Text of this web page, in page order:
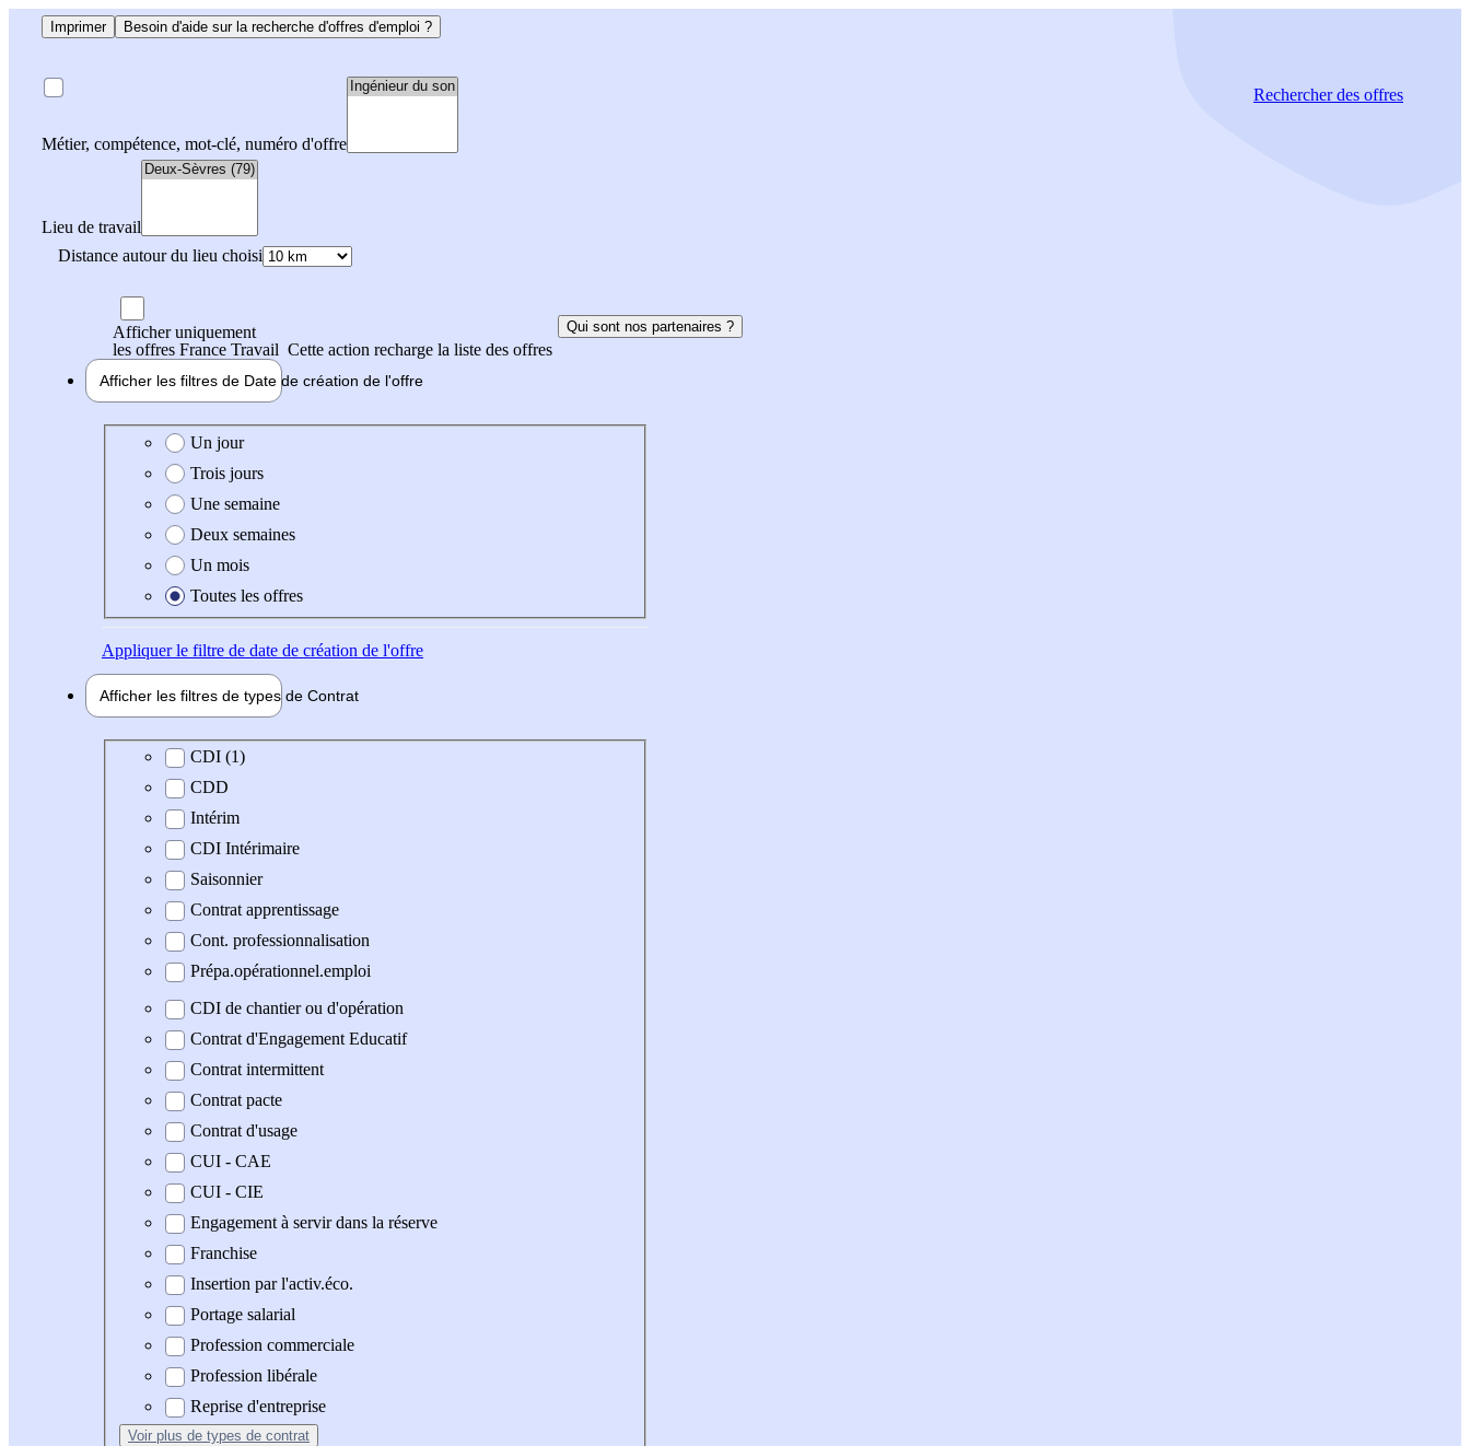
Imprimer Besoin d'aide sur la recherche d'offres d'emploi ?
Métier, compétence, mot-clé, numéro d'offre
Lieu de travail
Distance autour du lieu choisi
Rechercherdes offres
Afficher uniquement
les offres France Travail Cette action recharge la liste des offres
Qui sont nos partenaires ?
Afficher les filtres de Date de création de l'offre
Date de création de l'offre
Un jour
Trois jours
Une semaine
Deux semaines
Un mois
Toutes les offres
Appliquerle filtre de date de création de l'offre
Afficher les filtres de types de Contrat
Type de contrat
CDI (1)
CDD
Intérim
CDI Intérimaire
Saisonnier
Contrat apprentissage
Cont. professionnalisation
Prépa.opérationnel.emploi
CDI de chantier ou d'opération
Contrat d'Engagement Educatif
Contrat intermittent
Contrat pacte
Contrat d'usage
CUI - CAE
CUI - CIE
Engagement à servir dans la réserve
Franchise
Insertion par l'activ.éco.
Portage salarial
Profession commerciale
Profession libérale
Reprise d'entreprise
Voir plus de types de contrat